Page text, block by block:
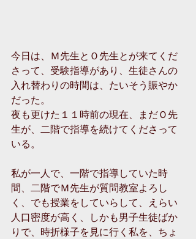
今日は、Ｍ先生とＯ先生とが来てくだ
さって、受験指導があり、生徒さんの
入れ替わりの時間は、たいそう賑やか
だった。
夜も更けた１１時前の現在、まだＯ先
生が、二階で指導を続けてくださって
いる。
私が一人で、一階で指導していた時
間、二階でＭ先生が質問教室よろし
く、でも授業をしていらして、えらい
人口密度が高く、しかも男子生徒ばか
りで、時折様子を見に行く私を、ちょ